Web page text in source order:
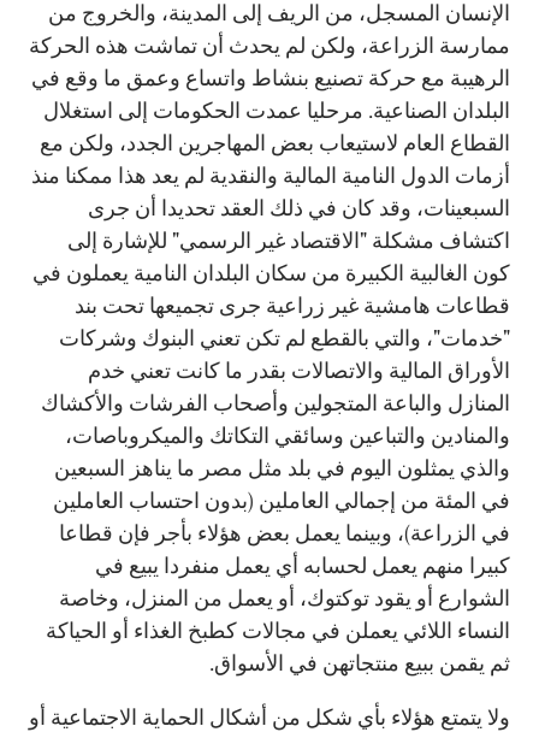
الإنسان المسجل، من الريف إلى المدينة، والخروج من
ممارسة الزراعة، ولكن لم يحدث أن تماشت هذه الحركة
الرهيبة مع حركة تصنيع بنشاط واتساع وعمق ما وقع في
البلدان الصناعية. مرحليا عمدت الحكومات إلى استغلال
القطاع العام لاستيعاب بعض المهاجرين الجدد، ولكن مع
أزمات الدول النامية المالية والنقدية لم يعد هذا ممكنا منذ
السبعينات، وقد كان في ذلك العقد تحديدا أن جرى
اكتشاف مشكلة "الاقتصاد غير الرسمي" للإشارة إلى
كون الغالبية الكبيرة من سكان البلدان النامية يعملون في
قطاعات هامشية غير زراعية جرى تجميعها تحت بند
"خدمات"، والتي بالقطع لم تكن تعني البنوك وشركات
الأوراق المالية والاتصالات بقدر ما كانت تعني خدم
المنازل والباعة المتجولين وأصحاب الفرشات والأكشاك
والمنادين والتباعين وسائقي التكاتك والميكروباصات،
والذي يمثلون اليوم في بلد مثل مصر ما يناهز السبعين
في المئة من إجمالي العاملين (بدون احتساب العاملين
في الزراعة)، وبينما يعمل بعض هؤلاء بأجر فإن قطاعا
كبيرا منهم يعمل لحسابه أي يعمل منفردا يبيع في
الشوارع أو يقود توكتوك، أو يعمل من المنزل، وخاصة
النساء اللائي يعملن في مجالات كطبخ الغذاء أو الحياكة
ثم يقمن ببيع منتجاتهن في الأسواق.
ولا يتمتع هؤلاء بأي شكل من أشكال الحماية الاجتماعية أو